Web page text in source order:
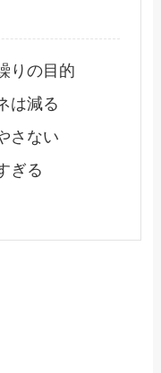
りの目的
は減る
さない
ぎる